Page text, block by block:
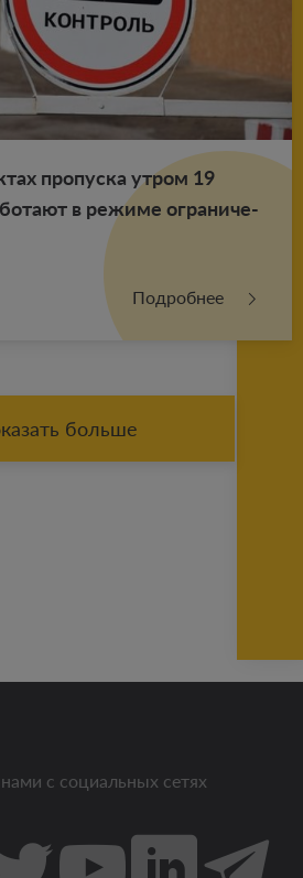
про­пус­ка утром 19
в ре­жи­ме огра­ни­че­
Подробнее
больше
с социальных сетях